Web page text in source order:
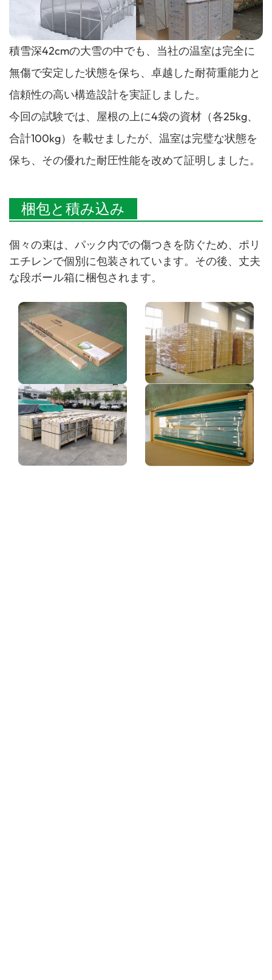
積雪深42cmの大雪の中でも、当社の温室は完全に
無傷で安定した状態を保ち、卓越した耐荷重能力と
信頼性の高い構造設計を実証しました。
今回の試験では、屋根の上に4袋の資材（各25kg、
合計100kg）を載せましたが、温室は完璧な状態を
保ち、その優れた耐圧性能を改めて証明しました。
梱包と積み込み
個々の束は、パック内での傷つきを防ぐため、ポリ
エチレンで個別に包装されています。その後、丈夫
な段ボール箱に梱包されます。